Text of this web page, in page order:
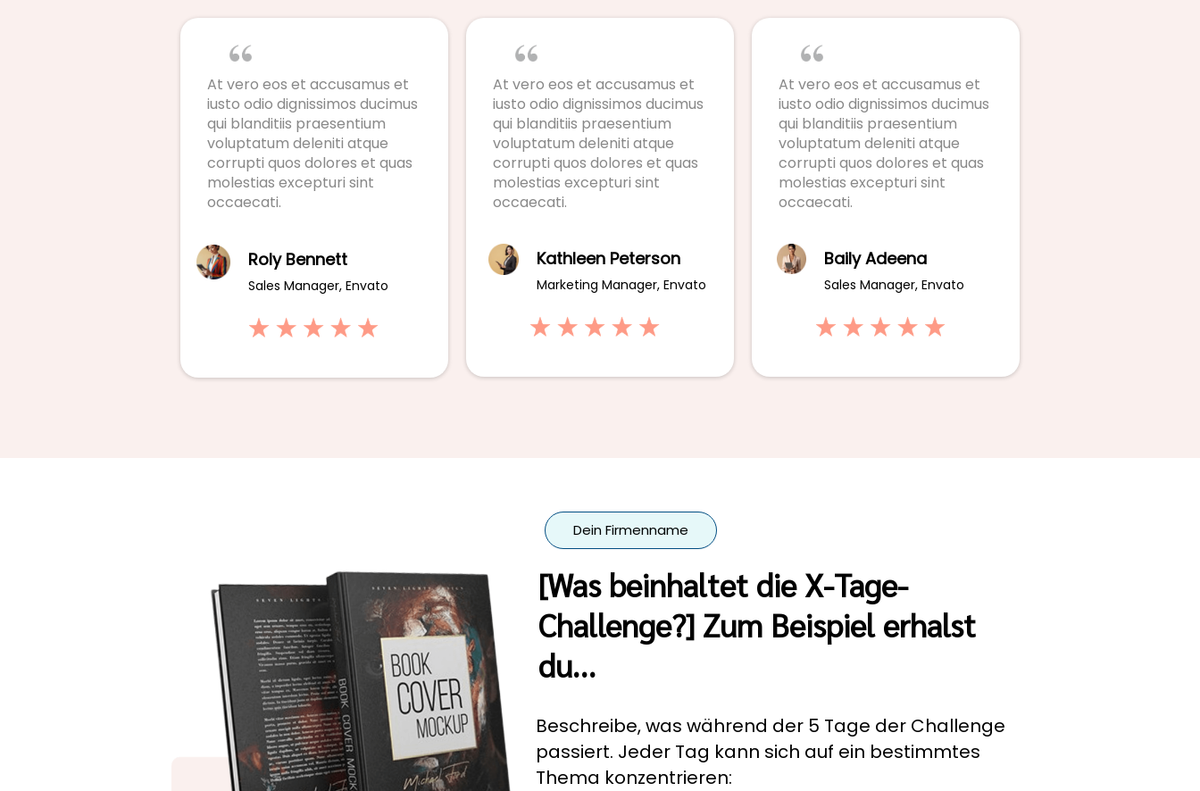
At vero eos et accusamus et
iusto odio dignissimos ducimus
qui blanditiis praesentium
voluptatum deleniti atque
corrupti quos dolores et quas
molestias excepturi sint
occaecati.
Roly Bennett
Sales Manager, Envato
At vero eos et accusamus et
iusto odio dignissimos ducimus
qui blanditiis praesentium
voluptatum deleniti atque
corrupti quos dolores et quas
molestias excepturi sint
occaecati.
Kathleen Peterson
Marketing Manager, Envato
At vero eos et accusamus et
iusto odio dignissimos ducimus
qui blanditiis praesentium
voluptatum deleniti atque
corrupti quos dolores et quas
molestias excepturi sint
occaecati.
Baily Adeena
Sales Manager, Envato
Dein Firmenname
[Was beinhaltet die X-Tage-
Challenge?] Zum Beispiel erhalst
du…
Beschreibe, was während der 5 Tage der Challenge
passiert. Jeder Tag kann sich auf ein bestimmtes
Thema konzentrieren: